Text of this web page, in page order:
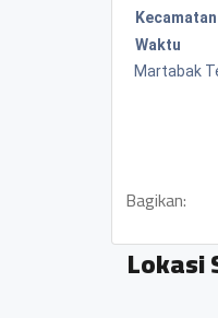
Kecamatan
Waktu
Martabak
Bagikan:
Lokasi